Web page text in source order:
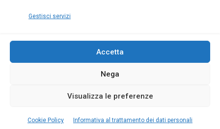
Gestisci servizi
Accetta
Nega
Visualizza le preferenze
Cookie Policy Informativa al trattamento dei dati personali
Copyright Blumatica
MENU